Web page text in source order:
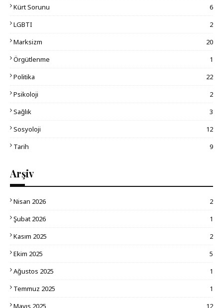
Kürt Sorunu
6
LGBTI
2
Marksizm
20
Örgütlenme
1
Politika
22
Psikoloji
2
Sağlık
3
Sosyoloji
12
Tarih
9
Arşiv
Nisan 2026
2
Şubat 2026
1
Kasım 2025
2
Ekim 2025
5
Ağustos 2025
1
Temmuz 2025
1
Mayıs 2025
12